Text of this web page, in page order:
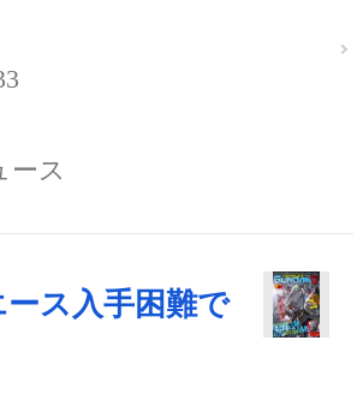
ース
ス入手困難で